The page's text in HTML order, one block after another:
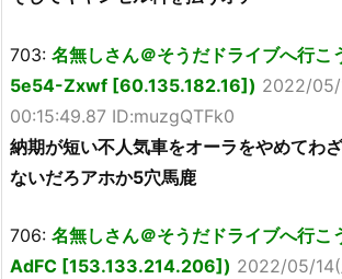
703: 名無しさん＠そうだドライブへ行こ
5e54-Zxwf [60.135.182.16]) 2022/05/
00:15:49.87 ID:muzgQTFk0
納期が短い不人気車をオーラをやめてわ
ないだろアホか5穴馬鹿
706: 名無しさん＠そうだドライブへ行
AdFC [153.133.214.206]) 2022/05/